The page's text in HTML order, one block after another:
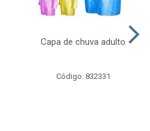
Capa de chuva adulto
Código: 832331